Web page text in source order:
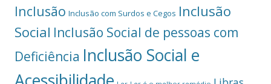
Inclusão Inclusão com Surdos e Cegos Inclusão
Social Inclusão Social de pessoas com
Deficiência Inclusão Social e